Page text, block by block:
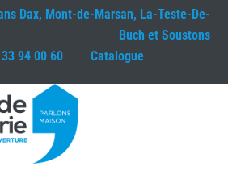
Dax, Mont-de-Marsan, La-Teste-De-
Buch et Soustons
94 00 60 Catalogue